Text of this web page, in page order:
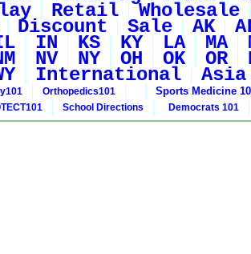
Retail Wholesale
Discount Sale AK
IN KS KY LA MA
NV NY OH OK OR
International Asia
Orthopedics101 Sports Medicine
School Directions Democrats 101